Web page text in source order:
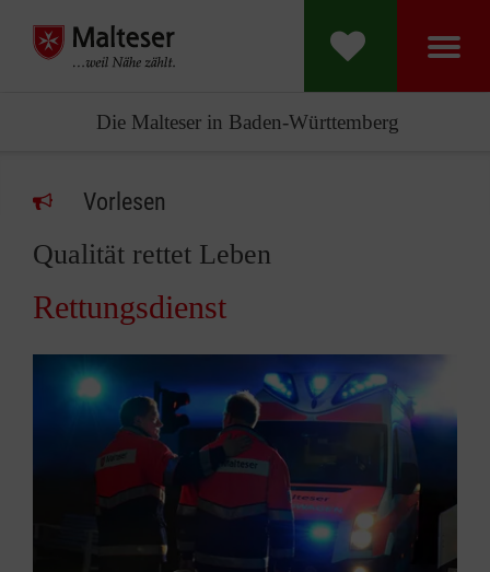
Die Malteser in Baden-Württemberg
Vorlesen
Qualität rettet Leben
Rettungsdienst